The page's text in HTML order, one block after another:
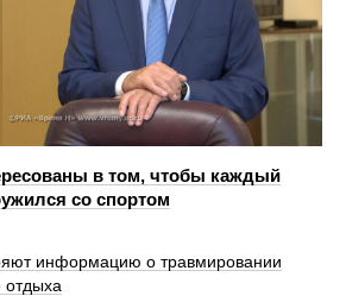
в том, чтобы каждый
со спортом
информацию о травмировании
отдыха